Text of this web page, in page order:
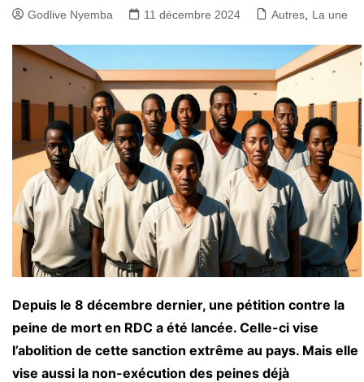
Godlive Nyemba 11 décembre 2024 Autres La une
Depuis le 8 décembre dernier, une pétition contre la
peine de mort en RDC a été lancée. Celle-ci vise
l’abolition de cette sanction extrême au pays. Mais elle
vise aussi la non-exécution des peines déjà